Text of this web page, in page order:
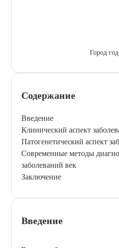
Город год
Содержание
Введение
Клинический аспект
Патогенетический аспект
Современные методы
заболеваний век
Заключение
Введение